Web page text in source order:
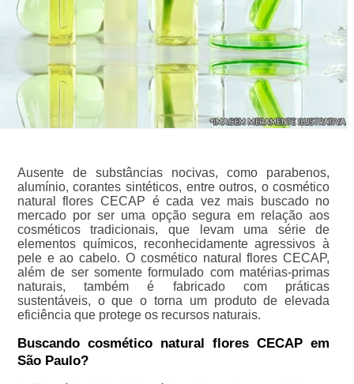
Ausente de substâncias nocivas, como parabenos,
alumínio, corantes sintéticos, entre outros, o cosmético
natural flores CECAP é cada vez mais buscado no
mercado por ser uma opção segura em relação aos
cosméticos tradicionais, que levam uma série de
elementos químicos, reconhecidamente agressivos à
pele e ao cabelo. O cosmético natural flores CECAP,
além de ser somente formulado com matérias-primas
naturais, também é fabricado com práticas
sustentáveis, o que o torna um produto de elevada
eficiência que protege os recursos naturais.
Buscando cosmético natural flores CECAP em
São Paulo?